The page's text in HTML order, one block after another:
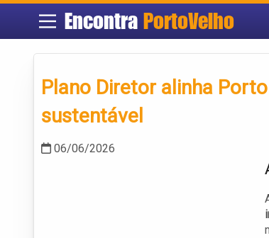
Encontra PortoVelho
Plano Diretor alinha
sustentável
06/06/2026